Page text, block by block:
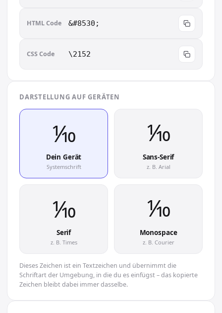
HTML Code &#8530;
CSS Code \2152
DARSTELLUNG AUF GERÄTEN
⅒︎
Dein Gerät
Systemschrift
⅒︎
Sans-Serif
z. B. Arial
⅒︎
Serif
z. B. Times
⅒︎
Monospace
z. B. Courier
Dieses Zeichen ist ein Textzeichen und übernimmt die
Schriftart der Umgebung, in die du es einfügst – das kopierte
Zeichen bleibt dabei immer dasselbe.